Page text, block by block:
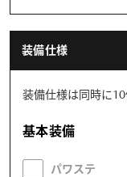
装備仕様
装備仕様は同時に10
基本装備
パワステ